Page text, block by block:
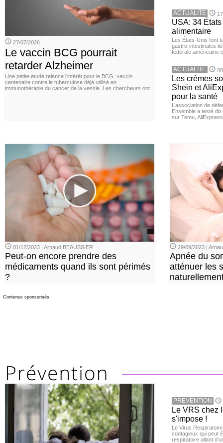
27/07/2026
Le vaccin BCG pourrait
retarder Alzheimer
Une petite étude relance l’intérêt pour le BCG, vaccin
centenaire contre la tuberculose déjà utilisé en
immunothérapie du cancer de la vessie. Les chercheurs ont
ACTUALITE
USA: 34
alimentaire
Les États-Unis font
gastro-intestinales
fédérale américaine
ACTUALITE
Les crèmes
Shein et
pour la santé
L’association de
Ensemble a testé
sur Temu,
01/12/2023 | Arnaud BEAUSSIER
Peut-on encore prendre des
médicaments quand ils sont périmés
?
29/09/2023 |
Apnée du
atténuer les
Contenus sponsorisés
PREVENTION
Le VRS chez
s'impose !
Le Virus
contagieux qui peut
respiratoire allant